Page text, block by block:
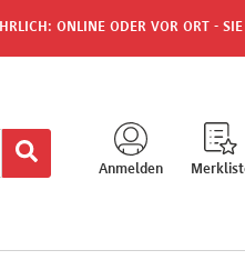
ONLINE ODER VOR ORT -
Anmelden